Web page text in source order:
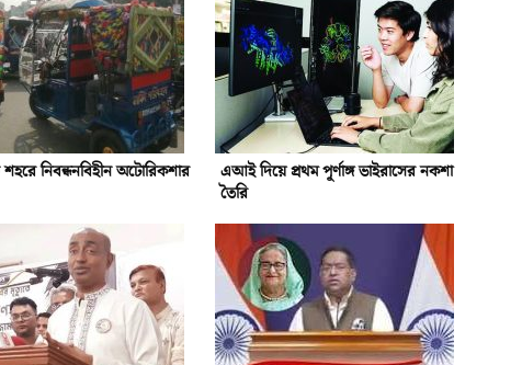
শহরে নিবন্ধনবিহীন অটোরিকশার
এআই দিয়ে প্রথম পূর্ণাঙ্গ ভাইরাসের নকশা
তৈরি